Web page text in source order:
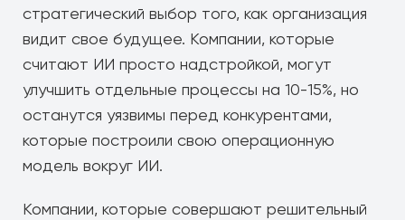
стратегический выбор того, как организация
видит свое будущее. Компании, которые
считают ИИ просто надстройкой, могут
улучшить отдельные процессы на 10-15%, но
останутся уязвимы перед конкурентами,
которые построили свою операционную
модель вокруг ИИ.
Компании, которые совершают решительный